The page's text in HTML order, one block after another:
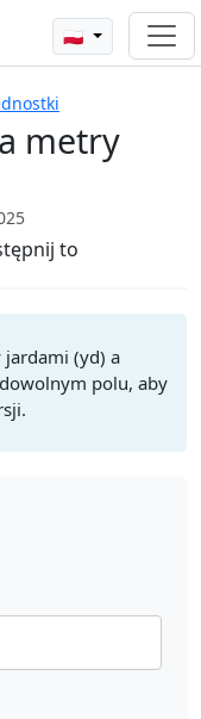
🇵🇱
metry
to
jardami (yd) a
polu, aby